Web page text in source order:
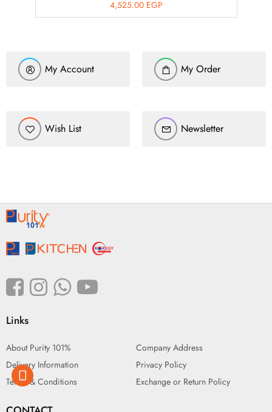
4,525.00 EGP
My Account My Order
Wish List Newsletter
Links
About Purity 101%
Company Address
Delivery Information
Privacy Policy
Terms & Conditions
Exchange or Return Policy